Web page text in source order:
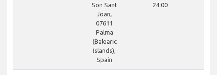
Son Sant
Joan,
07611
Palma
(Balearic
Islands),
Spain
24:00